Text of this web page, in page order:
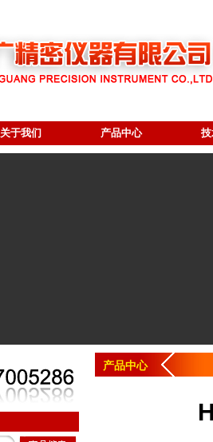
关于我们 产品中心
产品中心